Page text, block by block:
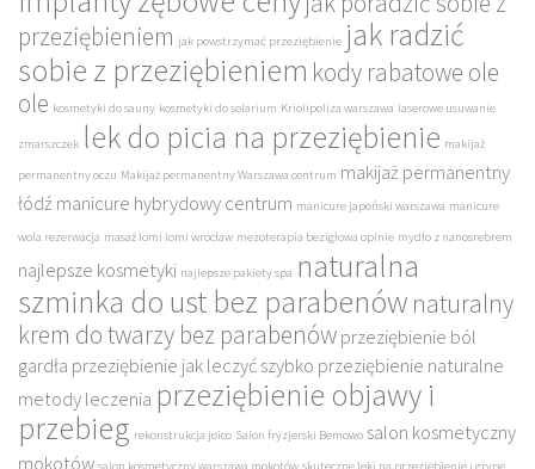
przeziębieniem jak powstrzymać przeziębienie jak radzić
sobie z przeziębieniem kody rabatowe ole
ole kosmetyki do sauny kosmetyki do solarium Kriolipoliza warszawa laserowe usuwanie
zmarszczek lek do picia na przeziębienie makijaż
permanentny oczu Makijaż permanentny Warszawa centrum makijaż permanentny
łódź manicure hybrydowy centrum manicure japoński warszawa manicure
wola rezerwacja masaż lomi lomi wrocław mezoterapia bezigłowa opinie mydło z nanosrebrem
najlepsze kosmetyki najlepsze pakiety spa naturalna
szminka do ust bez parabenów naturalny
krem do twarzy bez parabenówprzeziębienie ból
gardła przeziębienie jak leczyć szybko przeziębienie naturalne
metody leczenia przeziębienie objawy i
przebieg rekonstrukcja joico Salon fryzjerski Bemowo salon kosmetyczny